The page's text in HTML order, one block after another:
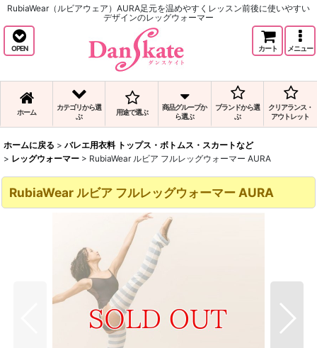
RubiaWear（ルビアウェア）AURA足元を温めやすくレッスン前後に使いやすい
デザインのレッグウォーマー
OPEN カート メニュー
ホーム
カテゴリから選
ぶ
用途で選ぶ
商品グループか
ら選ぶ
ブランドから選
ぶ
クリアランス・
アウトレット
ホームに戻る > バレエ用衣料 トップス・ボトムス・スカートなど
> レッグウォーマー > RubiaWear ルビア フルレッグウォーマー AURA
RubiaWear ルビア フルレッグウォーマー AURA